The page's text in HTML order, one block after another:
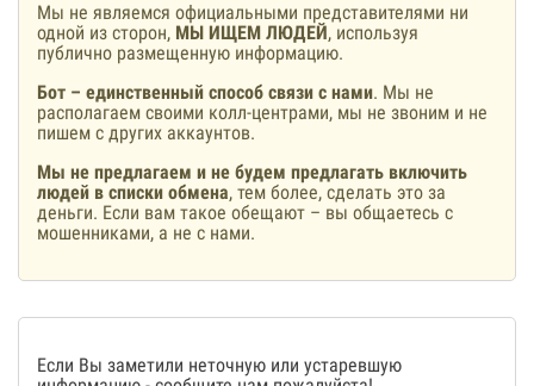
Мы не являемся официальными представителями ни
одной из сторон, МЫ ИЩЕМ ЛЮДЕЙ, используя
публично размещенную информацию.
Бот – единственный способ связи с нами. Мы не
располагаем своими колл-центрами, мы не звоним и не
пишем с других аккаунтов.
Мы не предлагаем и не будем предлагать включить
людей в списки обмена, тем более, сделать это за
деньги. Если вам такое обещают – вы общаетесь с
мошенниками, а не с нами.
Если Вы заметили неточную или устаревшую